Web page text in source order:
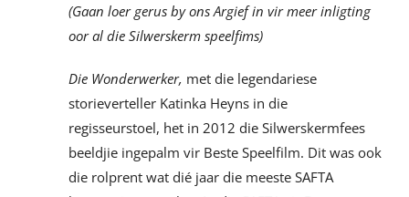
(Gaan loer gerus by ons Argief in vir meer inligting
oor al die Silwerskerm speelfims)
Die Wonderwerker, met die legendariese
storieverteller Katinka Heyns in die
regisseurstoel, het in 2012 die Silwerskermfees
beeldjie ingepalm vir Beste Speelfilm. Dit was ook
die rolprent wat dié jaar die meeste SAFTA